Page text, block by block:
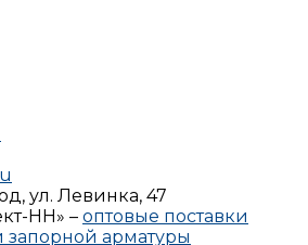
ул. Левинка, 47
НН» – оптовые поставки
арматуры